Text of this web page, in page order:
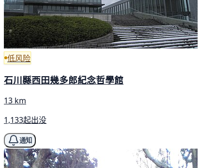
低风险
石川縣西田幾多郎紀念哲學館
13 km
1,133起出没
通知